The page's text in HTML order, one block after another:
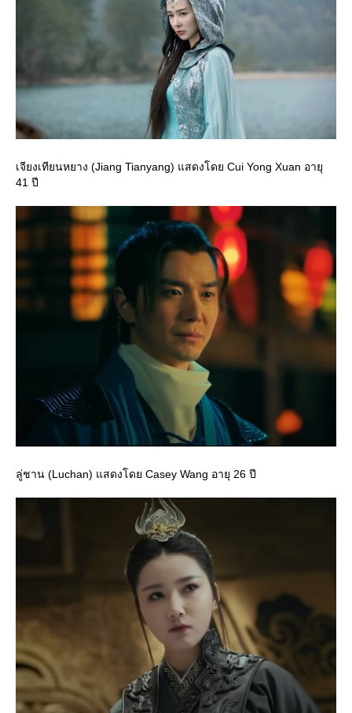
เจียงเทียนหยาง (Jiang Tianyang) แสดงโดย Cui Yong Xuan อายุ
41 ปี
ลู่ชาน (Luchan) แสดงโดย Casey Wang อายุ 26 ปี